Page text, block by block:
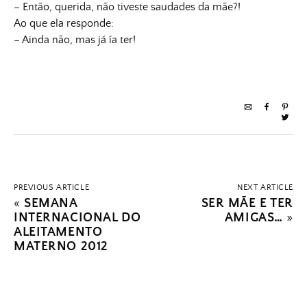
– Então, querida, não tiveste saudades da mãe?!
Ao que ela responde:
– Ainda não, mas já ía ter!
PREVIOUS ARTICLE
« SEMANA
INTERNACIONAL DO
ALEITAMENTO
MATERNO 2012
NEXT ARTICLE
SER MÃE E TER
AMIGAS… »